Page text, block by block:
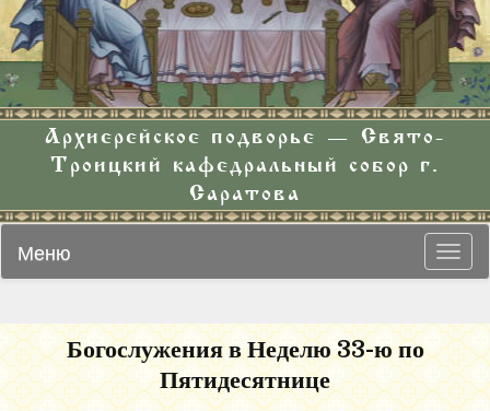
Архиерейское подворье — Свято-
Троицкий кафедральный собор г.
Саратова
Меню
Богослужения в Неделю 33-ю по
Пятидесятнице